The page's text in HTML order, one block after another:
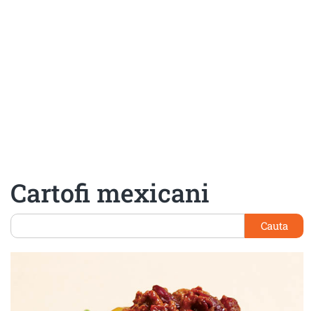
Cartofi mexicani
Cauta